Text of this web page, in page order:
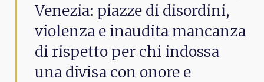
Venezia: piazze di disordini,
violenza e inaudita mancanza
di rispetto per chi indossa
una divisa con onore e